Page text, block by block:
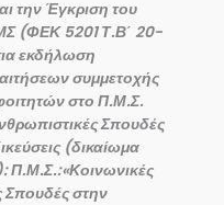
την Έγκριση του
(ΦΕΚ 5201 Τ.Β΄ 20-
εκδήλωση
συμμετοχής
στο Π.Μ.Σ.
Σπουδές
(δικαίωμα
Π.Μ.Σ.:«Κοινωνικές
Σπουδές στην